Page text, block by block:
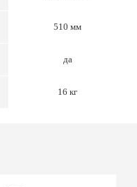
510 мм
да
16 кг